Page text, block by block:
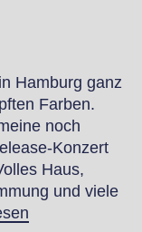
Hamburg ganz
Farben.
noch
Konzert
Haus,
und viele